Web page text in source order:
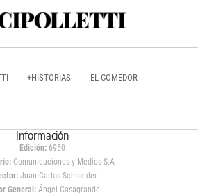
+HISTORIAS EL COMEDOR
Información
Edición: 6950
Comunicaciones y Medios S.A
Juan Carlos Schroeder
General:Ángel Casagrande